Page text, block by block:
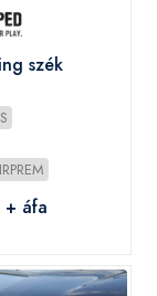
szék
áfa